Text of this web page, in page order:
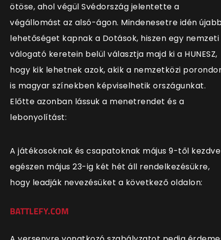
ötöse, ahol végül Svédország jelentette a
végállomást az alsó-ágon. Mindenesetre idén
lehetőséget kapnak a Dotások, hiszen egy nemzeti
válogató keretein belül választja majd ki a HUNESZ,
hogy kik lehetnek azok, akik a nemzetközi
is magyar színekben képviselhetik országunkat.
Előtte azonban lássuk a menetrendet és a
lebonyolítást:
A játékosoknak és csapatoknak május 9-től kezdve
egészen május 23-ig két hét áll rendelkezésükre,
hogy leadják nevezésüket a következő oldalon:
BATTLEFY.COM